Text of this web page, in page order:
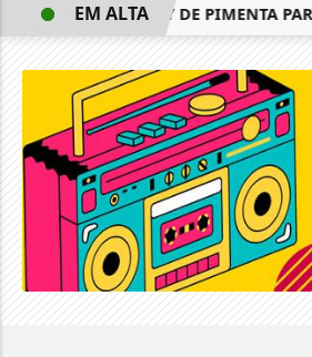
VENDA DE SPRAY DE PIMENTA
EM ALTA